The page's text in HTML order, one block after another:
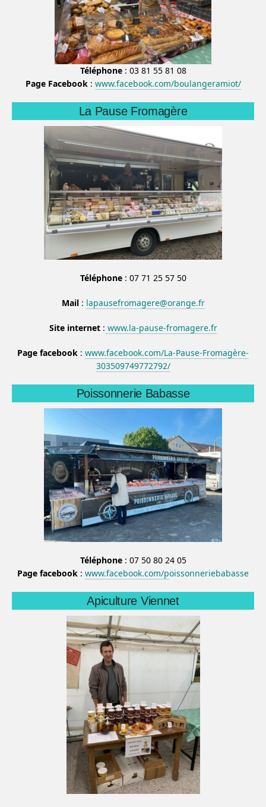
Téléphone: 03 81 55 81 08
Page Facebook: www.facebook.com/boulangeramiot/
La Pause Fromagère
Téléphone: 07 71 25 57 50
Mail: lapausefromagere@orange.fr
Site internet: www.la-pause-fromagere.fr
Page facebook : www.facebook.com/La-Pause-Fromagère-
303509749772792/
Poissonnerie Babasse
Téléphone: 07 50 80 24 05
Page facebook : www.facebook.com/poissonneriebabasse
Apiculture Viennet